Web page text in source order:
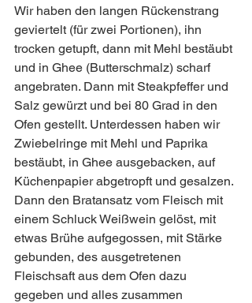
Wir haben den langen Rückenstrang
geviertelt (für zwei Portionen), ihn
trocken getupft, dann mit Mehl bestäubt
und in Ghee (Butterschmalz) scharf
angebraten. Dann mit Steakpfeffer und
Salz gewürzt und bei 80 Grad in den
Ofen gestellt. Unterdessen haben wir
Zwiebelringe mit Mehl und Paprika
bestäubt, in Ghee ausgebacken, auf
Küchenpapier abgetropft und gesalzen.
Dann den Bratansatz vom Fleisch mit
einem Schluck Weißwein gelöst, mit
etwas Brühe aufgegossen, mit Stärke
gebunden, des ausgetretenen
Fleischsaft aus dem Ofen dazu
gegeben und alles zusammen